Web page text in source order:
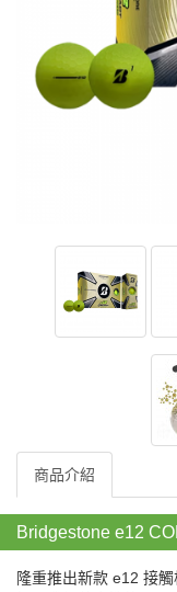
商品介紹
Bridgestone e12
隆重推出新款 e12 接